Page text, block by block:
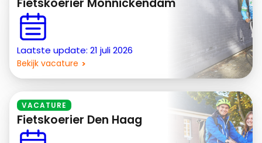
Fietskoerier Monnickendam
Laatste update: 21 juli 2026
Bekijk vacature
VACATURE
Fietskoerier Den Haag